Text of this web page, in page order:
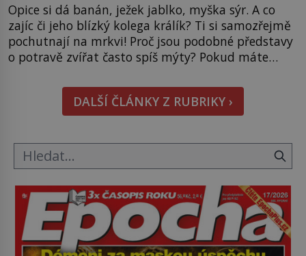
Opice si dá banán, ježek jablko, myška sýr. A co
zajíc či jeho blízký kolega králík? Ti si samozřejmě
pochutnají na mrkvi! Proč jsou podobné představy
o potravě zvířat často spíš mýty? Pokud máte
i bude chutnat, ovšem měl by ji mít jen jako
občasný pamlsek. […]DALŠÍ ČLÁNKY Z RUBRIKY ›